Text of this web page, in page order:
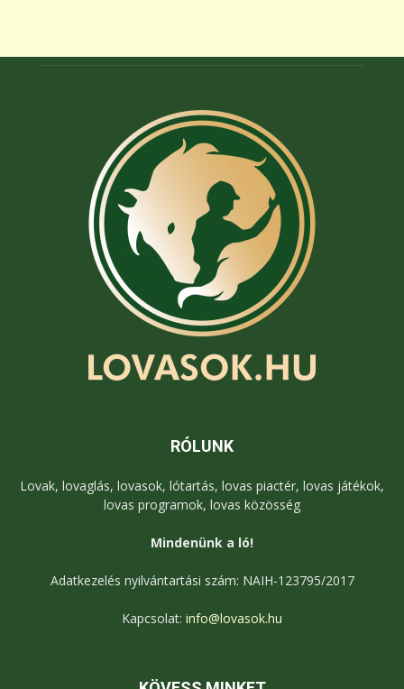
RÓLUNK
Lovak, lovaglás, lovasok, lótartás, lovas piactér, lovas játékok,
lovas programok, lovas közösség
Mindenünk a ló!
Adatkezelés nyilvántartási szám: NAIH-123795/2017
Kapcsolat: info@lovasok.hu